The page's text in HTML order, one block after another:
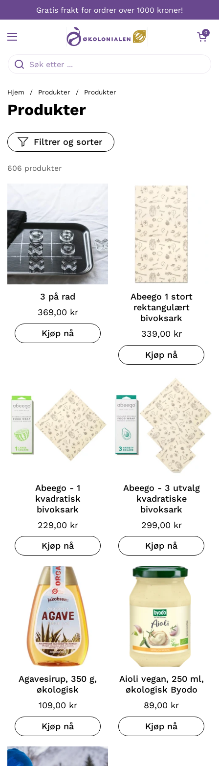
Hopp over til innhold
Gratis frakt for ordrer over 1000 kroner!
0
Hjem / Produkter / Produkter
Produkter
606 produkter
Filtrer og sorter
3 på rad
369,00 kr
Kjøp nå
Abeego 1 stort
rektangulært
bivoksark
339,00 kr
Kjøp nå
Abeego - 1
kvadratisk
bivoksark
229,00 kr
Kjøp nå
Abeego - 3 utvalg
kvadratiske
bivoksark
299,00 kr
Kjøp nå
Agavesirup, 350 g,
økologisk
109,00 kr
Kjøp nå
Aioli vegan, 250 ml,
økologisk Byodo
89,00 kr
Kjøp nå